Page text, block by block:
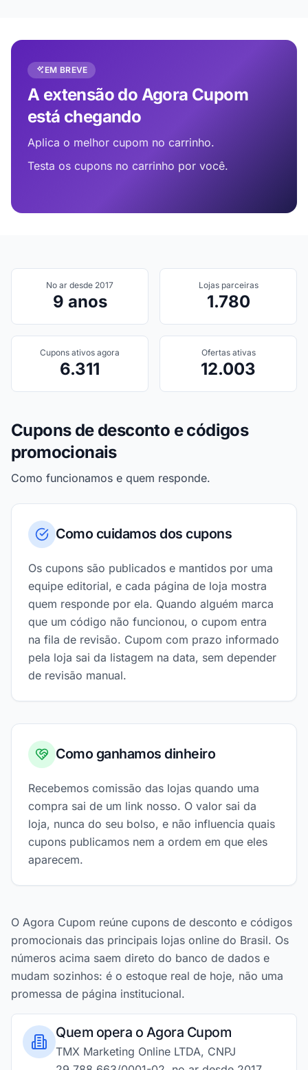
EM BREVE
A extensão do Agora Cupom
está chegando
Aplica o melhor cupom no carrinho.
Testa os cupons no carrinho por você.
No ar desde 2017
9 anos
Lojas parceiras
1.780
Cupons ativos agora
6.311
Ofertas ativas
12.003
Cupons de desconto e códigos
promocionais
Como funcionamos e quem responde.
Como cuidamos dos cupons
Os cupons são publicados e mantidos por uma
equipe editorial, e cada página de loja mostra
quem responde por ela. Quando alguém marca
que um código não funcionou, o cupom entra
na fila de revisão. Cupom com prazo informado
pela loja sai da listagem na data, sem depender
de revisão manual.
Como ganhamos dinheiro
Recebemos comissão das lojas quando uma
compra sai de um link nosso. O valor sai da
loja, nunca do seu bolso, e não influencia quais
cupons publicamos nem a ordem em que eles
aparecem.
O Agora Cupom reúne cupons de desconto e códigos
promocionais das principais lojas online do Brasil. Os
números acima saem direto do banco de dados e
mudam sozinhos: é o estoque real de hoje, não uma
promessa de página institucional.
Quem opera o Agora Cupom
TMX Marketing Online LTDA, CNPJ